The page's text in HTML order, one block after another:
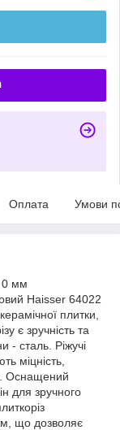
Оплата Умови
0 мм
Haisser 64022
плитки,
є зручність та
- сталь. Ріжучі
міцність,
Оснащений
для зручного
що дозволяє